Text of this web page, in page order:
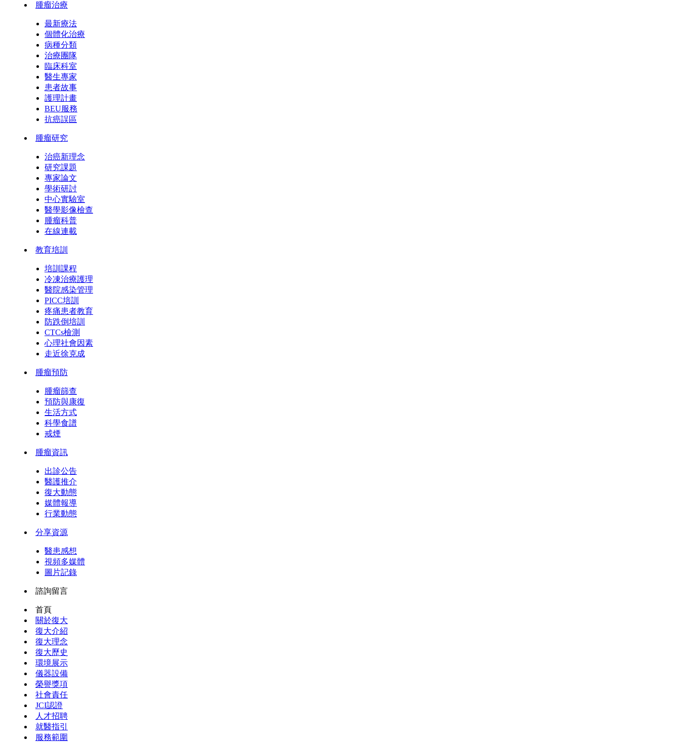
腫瘤治療
最新療法
個體化治療
病種分類
治療團隊
臨床科室
醫生專家
患者故事
護理計畫
BEU服務
抗癌誤區
腫瘤研究
治癌新理念
研究課題
專家論文
學術研討
中心實驗室
醫學影像檢查
腫瘤科普
在線連載
教育培訓
培訓課程
冷凍治療護理
醫院感染管理
PICC培訓
疼痛患者教育
防跌倒培訓
CTCs檢測
心理社會因素
走近徐克成
腫瘤預防
腫瘤篩查
預防與康復
生活方式
科學食譜
戒煙
腫瘤資訊
出診公告
醫護推介
復大動態
媒體報導
行業動態
分享資源
醫患感想
視頻多媒體
圖片記錄
諮詢留言
首頁
關於復大
復大介紹
復大理念
復大歷史
環境展示
儀器設備
榮譽獎項
社會責任
JCI認證
人才招聘
就醫指引
服務範圍